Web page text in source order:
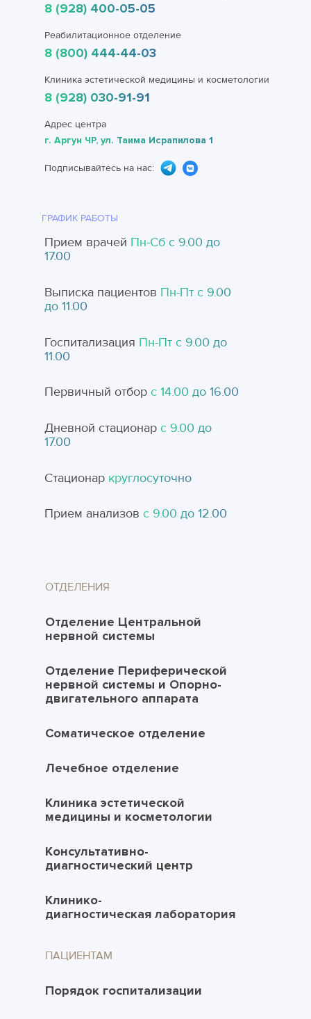
8 (928) 400-05-05
Реабилитационное отделение
8 (800) 444-44-03
Клиника эстетической медицины и косметологии
8 (928) 030-91-91
Адрес центра
г. Аргун ЧР, ул. Таима Исрапилова 1
Подписывайтесь на нас:
ГРАФИК РАБОТЫ
Прием врачей Пн-Cб с 9.00 до
17.00
Выписка пациентов Пн-Пт с 9.00
до 11.00
Госпитализация Пн-Пт с 9.00 до
11.00
Первичный отбор с 14.00 до 16.00
Дневной стационар с 9.00 до
17.00
Стационар круглосуточно
Прием анализов с 9.00 до 12.00
ОТДЕЛЕНИЯ
Отделение Центральной
нервной системы
Отделение Периферической
нервной системы и Опорно-
двигательного аппарата
Соматическое отделение
Лечебное отделение
Клиника эстетической
медицины и косметологии
Консультативно-
диагностический центр
Клинико-
диагностическая лаборатория
ПАЦИЕНТАМ
Порядок госпитализации